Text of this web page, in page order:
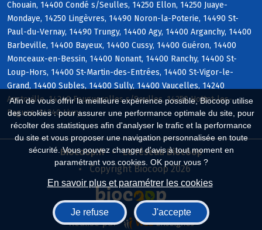
Afin de vous offrir la meilleure expérience possible, Biocoop utilise
des cookies : pour assurer une performance optimale du site, pour
récolter des statistiques afin d'analyser le trafic et la performance
du site et vous proposer une navigation personnalisée en toute
sécurité. Vous pouvez changer d'avis à tout moment en
paramétrant vos cookies. OK pour vous ?
En savoir plus et paramétrer les cookies
Je refuse J'accepte
Chouain, 14400 Condé s/Seulles, 14250 Ellon, 14250 Juaye-
Mondaye, 14250 Lingèvres, 14490 Noron-la-Poterie, 14490 St-
Paul-du-Vernay, 14490 Trungy, 14400 Agy, 14400 Arganchy, 14400
Barbeville, 14400 Bayeux, 14400 Cussy, 14400 Guéron, 14400
Monceaux-en-Bessin, 14400 Nonant, 14400 Ranchy, 14400 St-
Loup-Hors, 14400 St-Martin-des-Entrées, 14400 St-Vigor-le-
Grand, 14400 Subles, 14400 Sully, 14400 Vaucelles, 14240
Anctoville, 14240 Feuguerolles s/Seulles, 14250 Hottot-les-
Bagues, 14240 Livry
Biocoop.fr
Le réseau Biocoop
Copyright Biocoop 2026
Réalisé par